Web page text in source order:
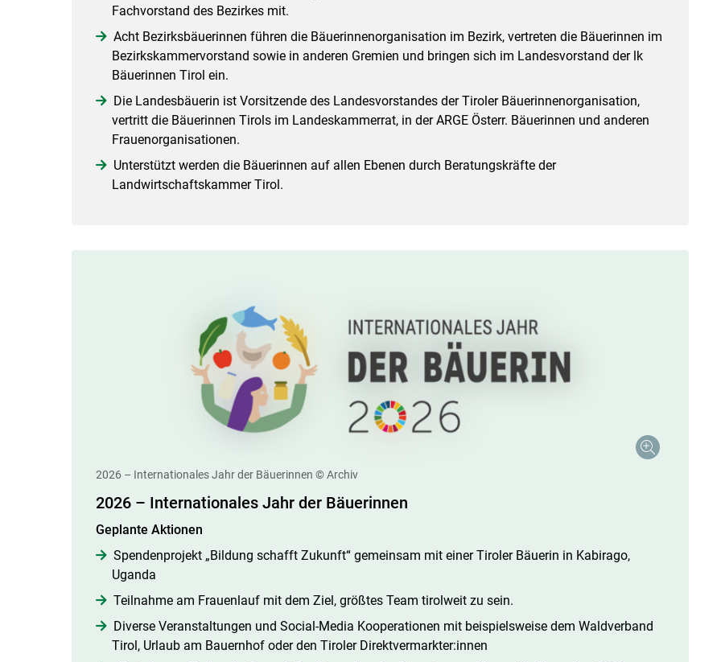
Fachvorstand des Bezirkes mit.
Acht Bezirksbäuerinnen führen die Bäuerinnenorganisation im Bezirk, vertreten die Bäuerinnen im
Bezirkskammervorstand sowie in anderen Gremien und bringen sich im Landesvorstand der lk
Bäuerinnen Tirol ein.
Die Landesbäuerin ist Vorsitzende des Landesvorstandes der Tiroler Bäuerinnenorganisation,
vertritt die Bäuerinnen Tirols im Landeskammerrat, in der ARGE Österr. Bäuerinnen und anderen
Frauenorganisationen.
Unterstützt werden die Bäuerinnen auf allen Ebenen durch Beratungskräfte der
Landwirtschaftskammer Tirol.
2026 – Internationales Jahr der Bäuerinnen © Archiv
2026 – Internationales Jahr der Bäuerinnen
Geplante Aktionen
Spendenprojekt „Bildung schafft Zukunft“ gemeinsam mit einer Tiroler Bäuerin in Kabirago,
Uganda
Teilnahme am Frauenlauf mit dem Ziel, größtes Team tirolweit zu sein.
Diverse Veranstaltungen und Social-Media Kooperationen mit beispielsweise dem Wald­verband
Tirol, Urlaub am Bauernhof oder den Tiroler Direktvermarkter:innen